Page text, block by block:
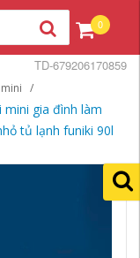
0
gia đình làm
tủ lạnh funiki 90l
TD-679206170859